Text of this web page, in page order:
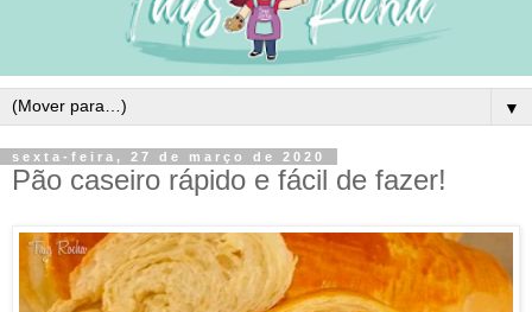
▼
sexta-feira, 27 de março de 2020
Pão caseiro rápido e fácil de fazer!